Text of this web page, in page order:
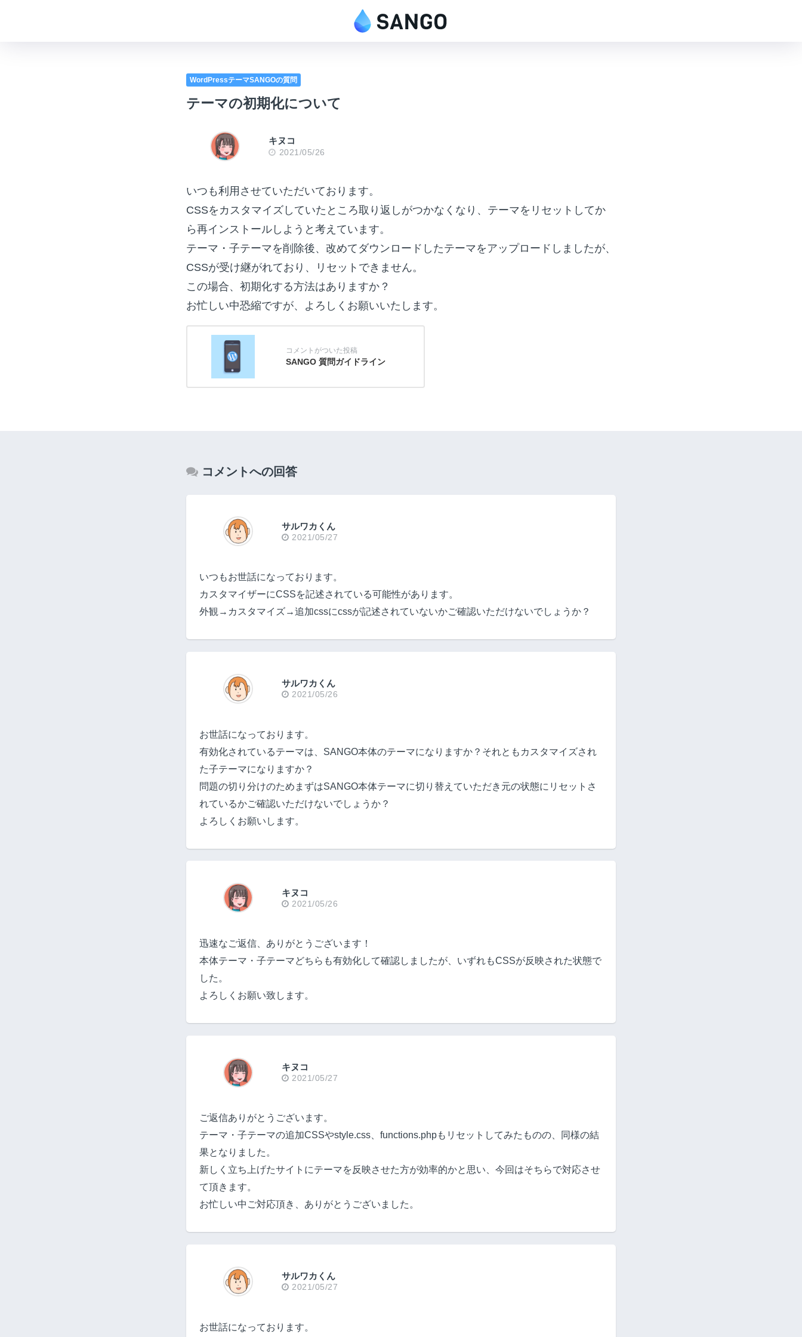
WordPressテーマSANGOの質問
テーマの初期化について
キヌコ
2021/05/26
いつも利用させていただいております。
CSSをカスタマイズしていたところ取り返しがつかなくなり、テーマをリセットしてか
ら再インストールしようと考えています。
テーマ・子テーマを削除後、改めてダウンロードしたテーマをアップロードしましたが、
CSSが受け継がれており、リセットできません。
この場合、初期化する方法はありますか？
お忙しい中恐縮ですが、よろしくお願いいたします。
SANGO 質問ガイドライン
コメントへの回答
サルワカくん
2021/05/27
いつもお世話になっております。
カスタマイザーにCSSを記述されている可能性があります。
外観→カスタマイズ→追加cssにcssが記述されていないかご確認いただけないでしょうか？
サルワカくん
2021/05/26
お世話になっております。
有効化されているテーマは、SANGO本体のテーマになりますか？それともカスタマイズされ
た子テーマになりますか？
問題の切り分けのためまずはSANGO本体テーマに切り替えていただき元の状態にリセットさ
れているかご確認いただけないでしょうか？
よろしくお願いします。
キヌコ
2021/05/26
迅速なご返信、ありがとうございます！
本体テーマ・子テーマどちらも有効化して確認しましたが、いずれもCSSが反映された状態で
した。
よろしくお願い致します。
キヌコ
2021/05/27
ご返信ありがとうございます。
テーマ・子テーマの追加CSSやstyle.css、functions.phpもリセットしてみたものの、同様の結
果となりました。
新しく立ち上げたサイトにテーマを反映させた方が効率的かと思い、今回はそちらで対応させ
て頂きます。
お忙しい中ご対応頂き、ありがとうございました。
サルワカくん
2021/05/27
お世話になっております。